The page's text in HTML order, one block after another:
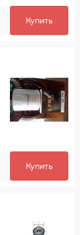
Купить
Купить